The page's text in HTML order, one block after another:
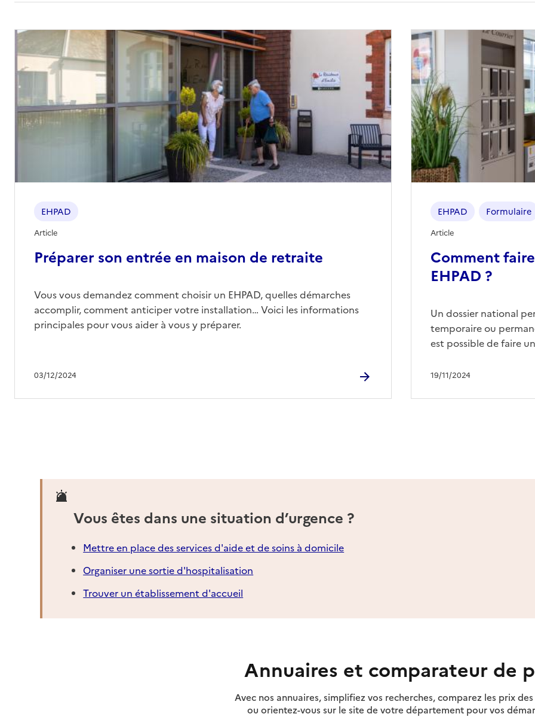
Préparer son entrée en maison de retraite
03/12/2024
EHPAD
Article
Vous vous demandez comment choisir un EHPAD, quelles démarches
accomplir, comment anticiper votre installation… Voici les informations
principales pour vous aider à vous y préparer.
Comment
EHPAD ?
19/11/2024
EHPAD Formulaire
Article
Un dossier national
temporaire ou
est possible de faire
Vous êtes dans une situation d’urgence ?
Mettre en place des services d'aide et de soins à domicile
Organiser une sortie d'hospitalisation
Trouver un établissement d'accueil
Annuaires et comparateur de
Avec nos annuaires, simplifiez vos recherches, comparez les prix des
ou orientez-vous sur le site de votre département pour vos